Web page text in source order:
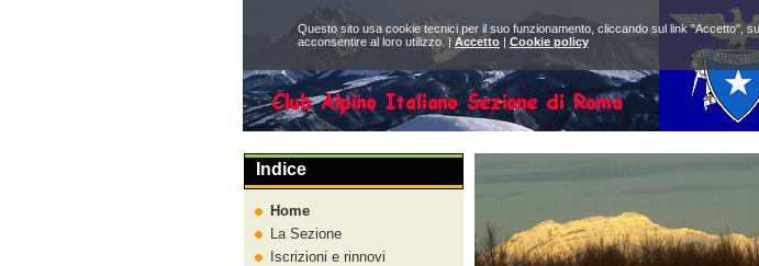
Indice
Home
La Sezione
Iscrizioni e rinnovi
Questo sito usa cookie tecnici per il suo funzionamento, cliccando sul link "Accetto",
acconsentire al loro utilizzo. |Accetto | Cookie policy